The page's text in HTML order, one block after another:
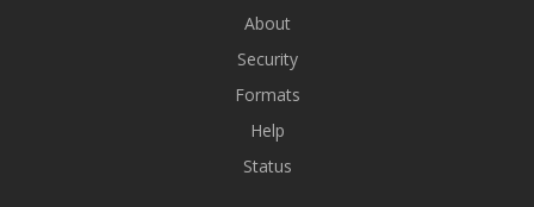
About
Security
Formats
Help
Status